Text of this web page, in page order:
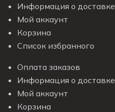
Информация о доставке
Мой аккаунт
Корзина
Список избранного
Оплата заказов
Информация о доставке
Мой аккаунт
Корзина